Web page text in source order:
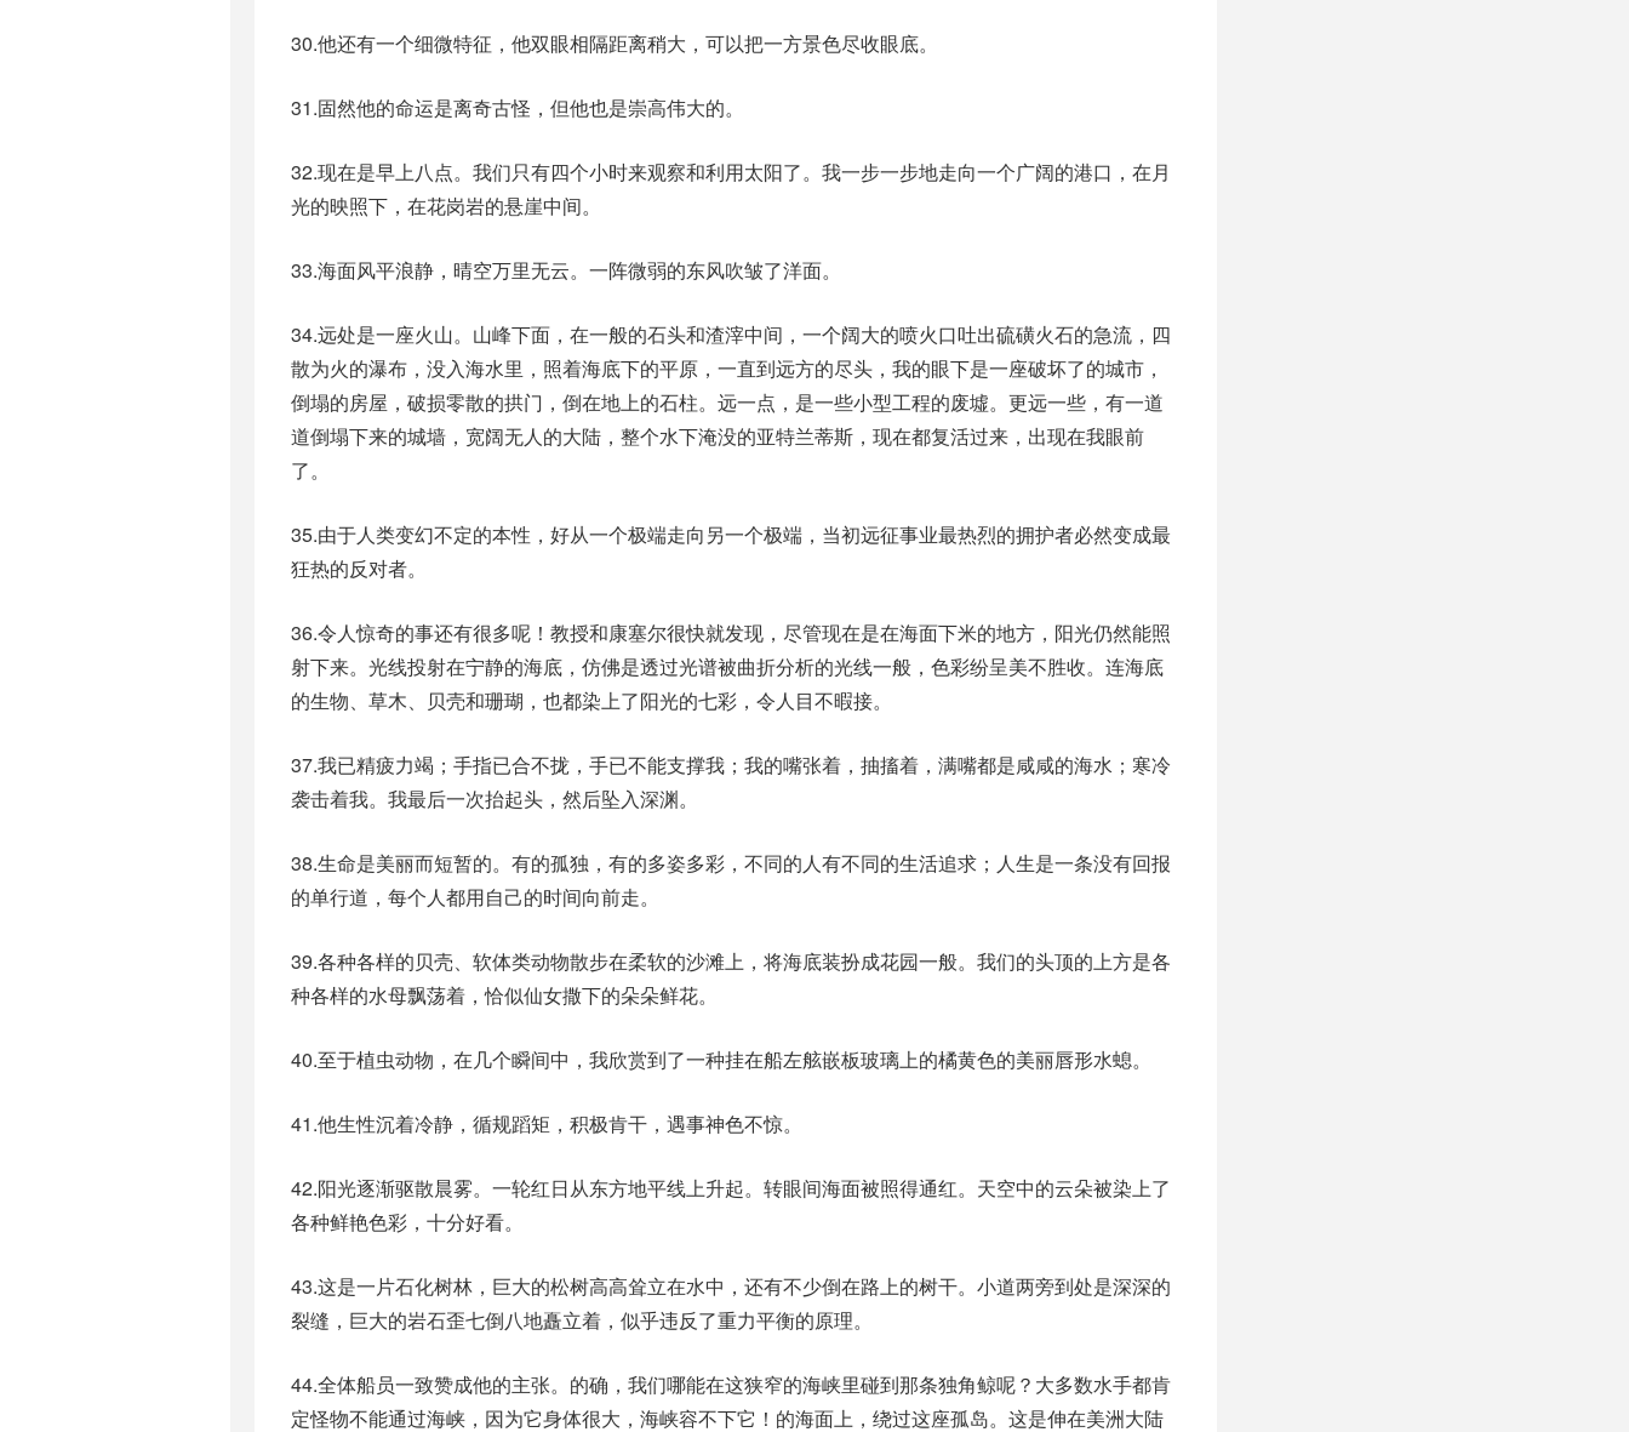
30.他还有一个细微特征，他双眼相隔距离稍大，可以把一方景色尽收眼底。
31.固然他的命运是离奇古怪，但他也是崇高伟大的。
32.现在是早上八点。我们只有四个小时来观察和利用太阳了。我一步一步地走向一个广阔的港口，在月
光的映照下，在花岗岩的悬崖中间。
33.海面风平浪静，晴空万里无云。一阵微弱的东风吹皱了洋面。
34.远处是一座火山。山峰下面，在一般的石头和渣滓中间，一个阔大的喷火口吐出硫磺火石的急流，四
散为火的瀑布，没入海水里，照着海底下的平原，一直到远方的尽头，我的眼下是一座破坏了的城市，
倒塌的房屋，破损零散的拱门，倒在地上的石柱。远一点，是一些小型工程的废墟。更远一些，有一道
道倒塌下来的城墙，宽阔无人的大陆，整个水下淹没的亚特兰蒂斯，现在都复活过来，出现在我眼前
了。
35.由于人类变幻不定的本性，好从一个极端走向另一个极端，当初远征事业最热烈的拥护者必然变成最
狂热的反对者。
36.令人惊奇的事还有很多呢！教授和康塞尔很快就发现，尽管现在是在海面下米的地方，阳光仍然能照
射下来。光线投射在宁静的海底，仿佛是透过光谱被曲折分析的光线一般，色彩纷呈美不胜收。连海底
的生物、草木、贝壳和珊瑚，也都染上了阳光的七彩，令人目不暇接。
37.我已精疲力竭；手指已合不拢，手已不能支撑我；我的嘴张着，抽搐着，满嘴都是咸咸的海水；寒冷
袭击着我。我最后一次抬起头，然后坠入深渊。
38.生命是美丽而短暂的。有的孤独，有的多姿多彩，不同的人有不同的生活追求；人生是一条没有回报
的单行道，每个人都用自己的时间向前走。
39.各种各样的贝壳、软体类动物散步在柔软的沙滩上，将海底装扮成花园一般。我们的头顶的上方是各
种各样的水母飘荡着，恰似仙女撒下的朵朵鲜花。
40.至于植虫动物，在几个瞬间中，我欣赏到了一种挂在船左舷嵌板玻璃上的橘黄色的美丽唇形水螅。
41.他生性沉着冷静，循规蹈矩，积极肯干，遇事神色不惊。
42.阳光逐渐驱散晨雾。一轮红日从东方地平线上升起。转眼间海面被照得通红。天空中的云朵被染上了
各种鲜艳色彩，十分好看。
43.这是一片石化树林，巨大的松树高高耸立在水中，还有不少倒在路上的树干。小道两旁到处是深深的
裂缝，巨大的岩石歪七倒八地矗立着，似乎违反了重力平衡的原理。
44.全体船员一致赞成他的主张。的确，我们哪能在这狭窄的海峡里碰到那条独角鲸呢？大多数水手都肯
定怪物不能通过海峡，因为它身体很大，海峡容不下它！的海面上，绕过这座孤岛。这是伸在美洲大陆